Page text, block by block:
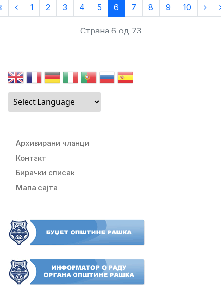
1 2 3 4 5 6 7 8 9 10
Страна 6 од 73
Архивирани чланци
Контакт
Бирачки списак
Мапа сајта